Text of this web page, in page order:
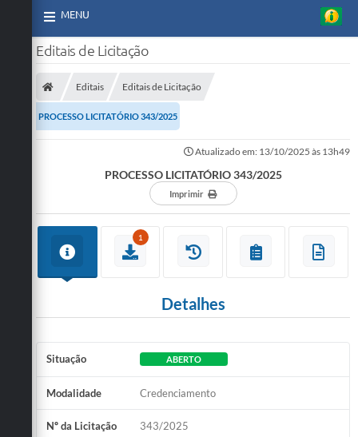
MENU
Editais de Licitação
Editais Editais de Licitação
PROCESSO LICITATÓRIO 343/2025
Atualizado em: 13/10/2025 às 13h49
PROCESSO LICITATÓRIO 343/2025
Imprimir
1
Detalhes
Situação ABERTO
Modalidade Credenciamento
Nº da Licitação 343/2025